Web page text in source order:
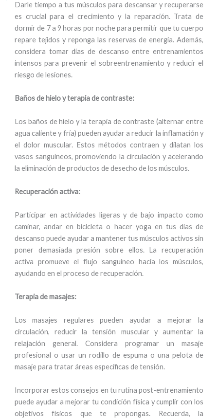
Darle tiempo a tus músculos para descansar y recuperarse
es crucial para el crecimiento y la reparación. Trata de
dormir de 7 a 9 horas por noche para permitir que tu cuerpo
repare tejidos y reponga las reservas de energía. Además,
considera tomar días de descanso entre entrenamientos
intensos para prevenir el sobreentrenamiento y reducir el
riesgo de lesiones.
Baños de hielo y terapia de contraste:
Los baños de hielo y la terapia de contraste (alternar entre
agua caliente y fría) pueden ayudar a reducir la inflamación y
el dolor muscular. Estos métodos contraen y dilatan los
vasos sanguíneos, promoviendo la circulación y acelerando
la eliminación de productos de desecho de los músculos.
Recuperación activa:
Participar en actividades ligeras y de bajo impacto como
caminar, andar en bicicleta o hacer yoga en tus días de
descanso puede ayudar a mantener tus músculos activos sin
poner demasiada presión sobre ellos. La recuperación
activa promueve el flujo sanguíneo hacia los músculos,
ayudando en el proceso de recuperación.
Terapia de masajes:
Los masajes regulares pueden ayudar a mejorar la
circulación, reducir la tensión muscular y aumentar la
relajación general. Considera programar un masaje
profesional o usar un rodillo de espuma o una pelota de
masaje para tratar áreas específicas de tensión.
Incorporar estos consejos en tu rutina post-entrenamiento
puede ayudar a mejorar tu condición física y cumplir con los
objetivos físicos que te propongas. Recuerda, la